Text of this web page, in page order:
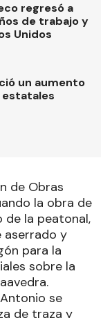
regresó a
de trabajo y
Unidos
un aumento
estatales
de Obras
la obra de
la peatonal,
aserrado y
para la
sobre la
se
de traza y